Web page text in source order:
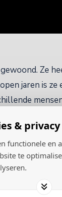
& privacy
functionele en
te
Ze
jaren is
te willen
was
ADO en
door